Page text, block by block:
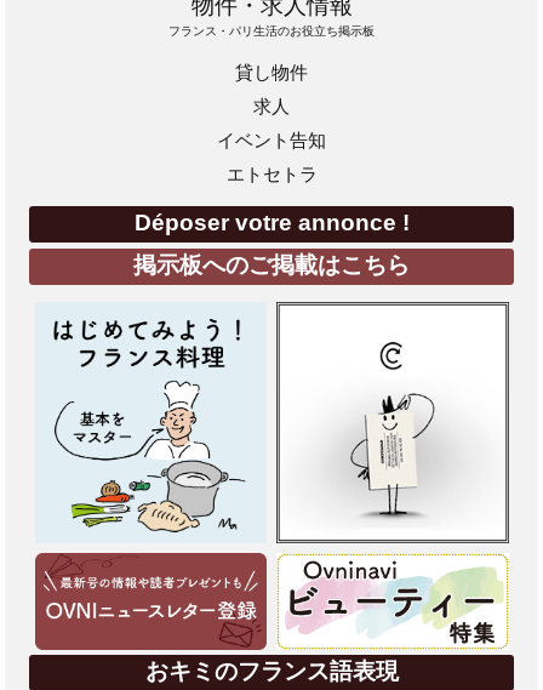
物件・求人情報
フランス・パリ生活のお役立ち掲示板
貸し物件
求人
イベント告知
エトセトラ
Déposer votre annonce !
掲示板へのご掲載はこちら
おキミのフランス語表現